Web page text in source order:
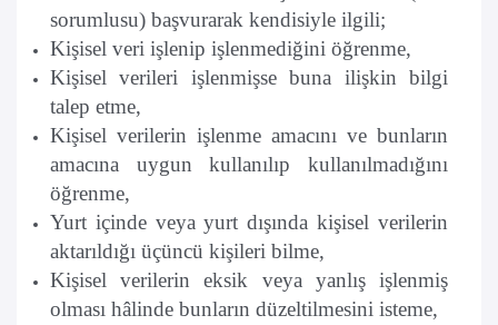
sorumlusu) başvurarak kendisiyle ilgili;
Kişisel veri işlenip işlenmediğini öğrenme,
Kişisel verileri işlenmişse buna ilişkin bilgi
talep etme,
Kişisel verilerin işlenme amacını ve bunların
amacına uygun kullanılıp kullanılmadığını
öğrenme,
Yurt içinde veya yurt dışında kişisel verilerin
aktarıldığı üçüncü kişileri bilme,
Kişisel verilerin eksik veya yanlış işlenmiş
olması hâlinde bunların düzeltilmesini isteme,